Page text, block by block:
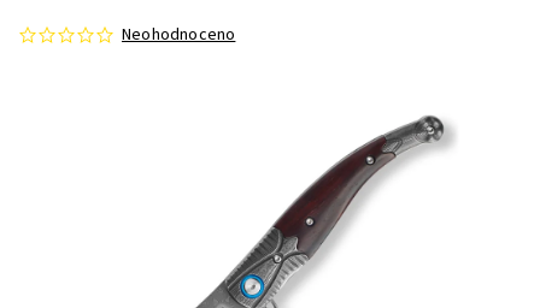
Neohodnoceno